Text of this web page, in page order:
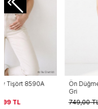
Ön Düğme Detay Tişört 8590A
749,00
TL